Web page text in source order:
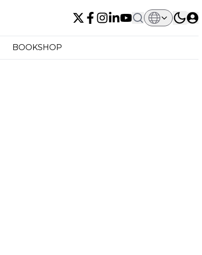
BOOKSHOP